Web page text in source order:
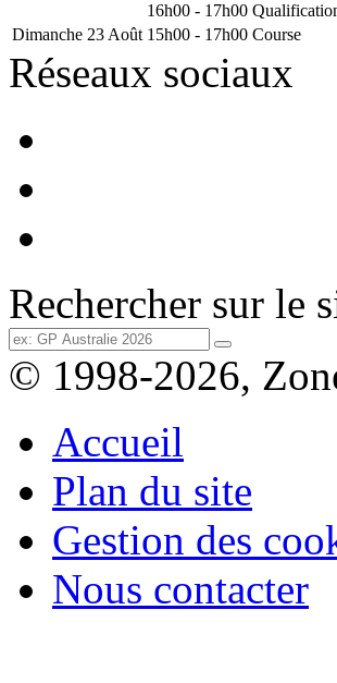
16h00 - 17h00
Dimanche 23 Août 15h00 - 17h00 Course
Réseaux sociaux
Rechercher sur le
© 1998-2026,
Accueil
Plan du site
Gestion des
Nous contacter